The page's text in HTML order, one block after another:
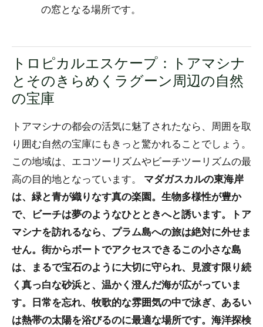
の窓となる場所です。
トロピカルエスケープ：トアマシナ
とそのきらめくラグーン周辺の自然
の宝庫
トアマシナの都会の活気に魅了されたなら、周囲を取
り囲む自然の宝庫にもきっと驚かれることでしょう。
この地域は、エコツーリズムやビーチツーリズムの最
高の目的地となっています。 マダガスカルの東海岸
は、緑と青が織りなす真の楽園。生物多様性が豊か
で、ビーチは夢のようなひとときへと誘います。トア
マシナを訪れるなら、プラム島への旅は絶対に外せま
せん。街からボートでアクセスできるこの小さな島
は、まるで宝石のように大切に守られ、見渡す限り続
く真っ白な砂浜と、温かく澄んだ海が広がっていま
す。日常を忘れ、牧歌的な雰囲気の中で泳ぎ、あるい
は熱帯の太陽を浴びるのに最適な場所です。海洋探検